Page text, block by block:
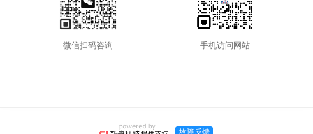
微信扫码咨询 手机访问网站
故障反馈